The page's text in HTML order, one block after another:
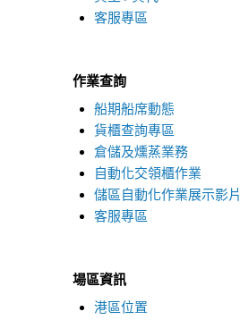
客服專區
作業查詢
船期船席動態
貨櫃查詢專區
倉儲及燻蒸業務
自動化交領櫃作業
儲區自動化作業展示影片
客服專區
場區資訊
港區位置